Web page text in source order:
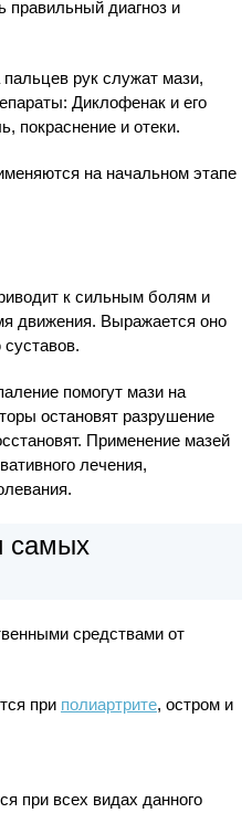
правильный диагноз и
рук служат мази,
Диклофенак и его
покраснение и отеки.
на начальном этапе
к сильным болям и
движения. Выражается оно
помогут мази на
остановят разрушение
Применение мазей
лечения,
самых
средствами от
при полиартрите, остром и
при всех видах данного